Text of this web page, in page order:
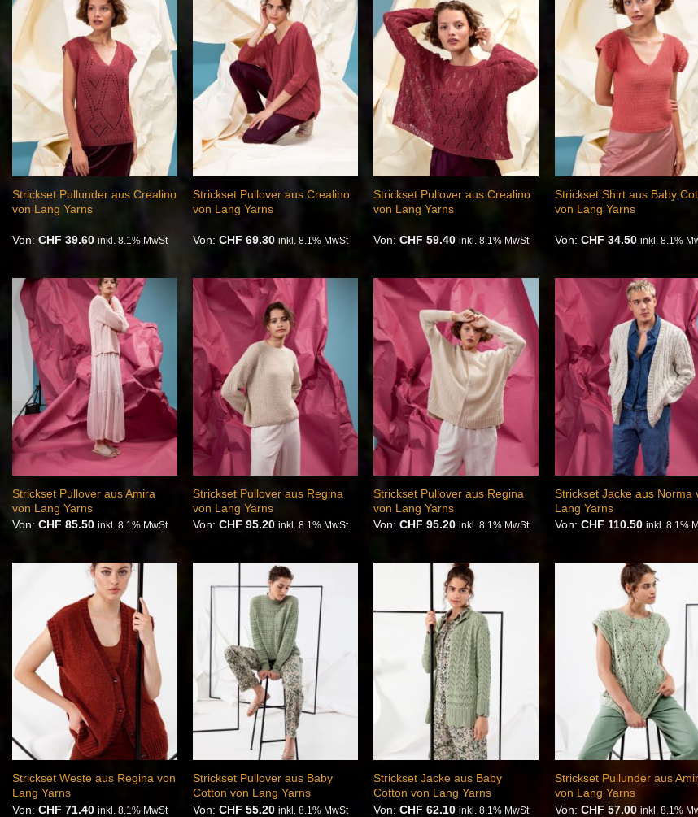
Auf die
Wunschliste
Strickset Pullunder aus Crealino
von Lang Yarns
Von: CHF 39.60 inkl. 8.1% MwSt
Auf die
Wunschliste
Strickset Pullover aus Crealino
von Lang Yarns
Von:CHF 69.30 inkl. 8.1% MwSt
Auf die
Wunschliste
Strickset Pullover aus Crealino
von Lang Yarns
Von:CHF 59.40 inkl. 8.1% MwSt
Strickset Shirt aus Baby
von Lang Yarns
Von: CHF 34.50 inkl. 8.1%
Auf die
Wunschliste
Strickset Pullover aus Amira
von Lang Yarns
Von: CHF 85.50 inkl. 8.1% MwSt
Auf die
Wunschliste
Strickset Pullover aus Regina
von Lang Yarns
Von:CHF 95.20 inkl. 8.1% MwSt
Auf die
Wunschliste
Strickset Pullover aus Regina
von Lang Yarns
Von:CHF 95.20 inkl. 8.1% MwSt
Auf die
Strickset Jacke aus Norma
Lang Yarns
Von: CHF 110.50 inkl. 8.1%
Auf die
Wunschliste
Strickset Weste aus Regina von
Lang Yarns
Von: CHF 71.40 inkl. 8.1% MwSt
Auf die
Wunschliste
Strickset Pullover aus Baby
Cotton von Lang Yarns
Von:CHF 55.20 inkl. 8.1% MwSt
Wunschliste
Strickset Jacke aus Baby
Cotton von Lang Yarns
Von:CHF 62.10 inkl. 8.1% MwSt
Auf die
Strickset Pullunder aus
von Lang Yarns
Von: CHF 57.00 inkl. 8.1%